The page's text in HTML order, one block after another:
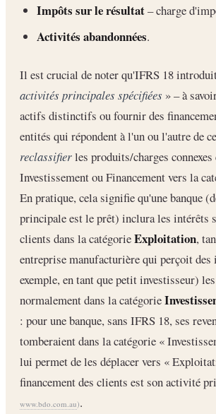
Impôts sur le résultat– charge
Activités abandonnées.
Il est crucial de noter qu'IFRS 18
activités principales spécifiées » – à
actifs distinctifs ou fournir des
entités qui répondent à l'un ou l'autre de
reclassifierles produits/charges
Investissement ou Financement vers la
En pratique, cela signifie qu'une banque
principale est le prêt) inclura les intérêts
clients dans la catégorieExploitation,
entreprise manufacturière qui perçoit des
exemple, en tant que petit investisseur)
normalement dans la catégorie
: pour une banque, sans IFRS 18, ses
tomberaient dans la catégorie «
lui permet de les déplacer vers «
financement des clients est son activité
www.bdo.com.au).